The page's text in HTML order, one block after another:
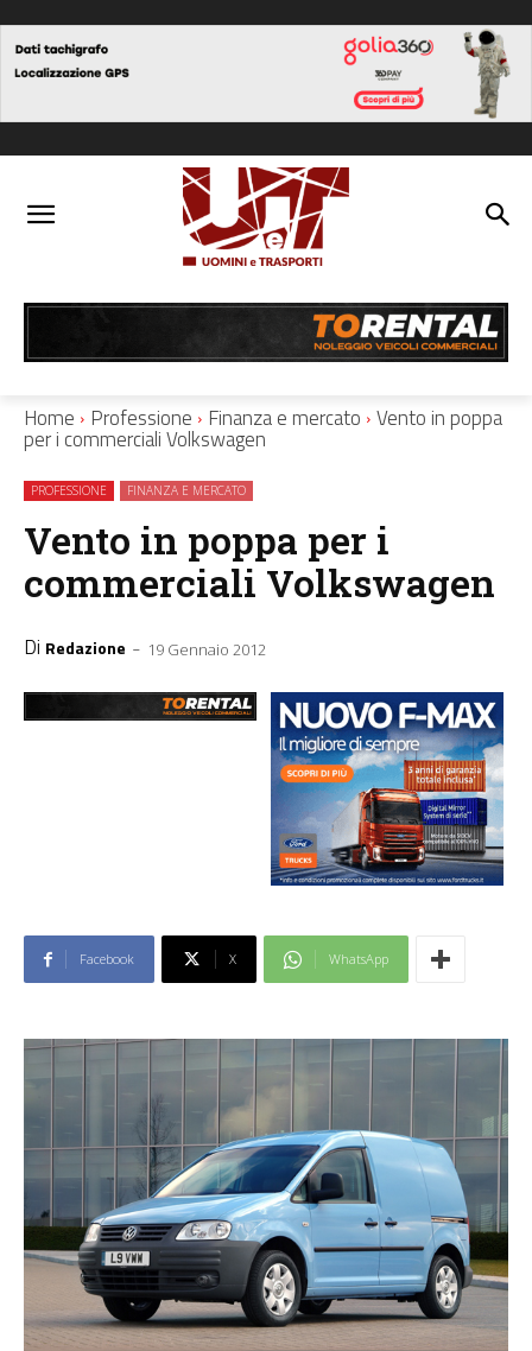
Home Professione Finanza e mercato Vento in poppa
per i commerciali Volkswagen
PROFESSIONE FINANZA E MERCATO
Vento in poppa per i
commerciali Volkswagen
Di Redazione - 19 Gennaio 2012
Facebook X WhatsApp